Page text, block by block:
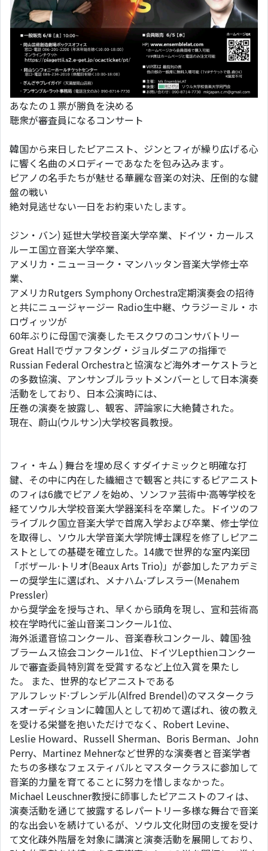
あなたの１票が勝負を決める
聴衆が審査員になるコンサート
韓国から来日したピアニスト、ジンとフィが繰り広げる心
に響く名曲のメロディーであなたを包み込みます。
ピアノの名手たちが魅せる華麗な音楽の対決、圧倒的な鍵
盤の戦い
絶対見逃せない一日をお約束いたします。
ジン・バン) 延世大学校音楽大学卒業、ドイツ・カールス
ルーエ国立音楽大学卒業、
アメリカ・ニューヨーク・マンハッタン音楽大学修士卒
業、
アメリカRutgers Symphony Orchestra定期演奏会の招待
と共にニュージャージー Radio生中継、ウラジーミル・ホ
ロヴィッツが
60年ぶりに母国で演奏したモスクワのコンサバトリー
Great Hallでヴァフタング・ジョルダニアの指揮で
Russian Federal Orchestraと協演など海外オーケストラと
の多数協演、アンサンブルラットメンバーとして日本演奏
活動をしており、日本公演時には、
圧巻の演奏を披露し、観客、評論家に大絶賛された。
現在、蔚山(ウルサン)大学校客員教授。
フィ・キム ) 舞台を埋め尽くすダイナミックと明確な打
鍵、その中に内在した繊細さで観客と共にするピアニスト
のフィは6歳でピアノを始め、ソンファ芸術中·高等学校を
経てソウル大学校音楽大学器楽科を卒業した。ドイツのフ
ライブルク国立音楽大学で首席入学および卒業、修士学位
を取得し、ソウル大学音楽大学院博士課程を修了しピアニ
ストとしての基礎を確立した。14歳で世界的な室内楽団
「ボザール·トリオ(Beaux Arts Trio)」が参加したアカデミ
ーの奨学生に選ばれ、メナハム·プレスラー(Menahem
Pressler)
から奨学金を授与され、早くから頭角を現し、宣和芸術高
校在学時代に釜山音楽コンクール1位、
海外派遣音協コンクール、音楽春秋コンクール、韓国·独
ブラームス協会コンクール1位、ドイツLepthienコンクー
ルで審査委員特別賞を受賞するなど上位入賞を果たし
た。 また、世界的なピアニストである
アルフレッド·ブレンデル(Alfred Brendel)のマスタークラ
スオーディションに韓国人として初めて選ばれ、彼の教え
を受ける栄誉を抱いただけでなく、Robert Levine、
Leslie Howard、Russell Sherman、Boris Berman、John
Perry、Martinez Mehnerなど世界的な演奏者と音楽学者
たちの多様なフェスティバルとマスタークラスに参加して
音楽的力量を育てることに努力を惜しまなかった。
Michael Leuschner教授に師事したピアニストのフィは、
演奏活動を通じて披露するレパートリー多様な舞台で音楽
的な出会いを続けているが、ソウル文化財団の支援を受け
て文化疎外階層を対象に講演と演奏活動を展開しており、